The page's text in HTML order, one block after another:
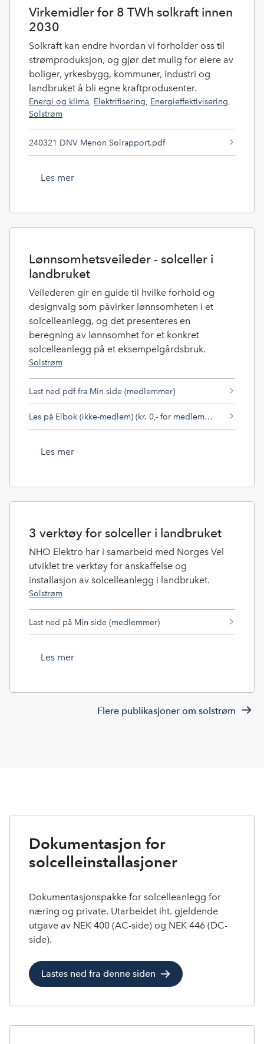
Virkemidler for 8 TWh solkraft innen
2030
Solkraft kan endre hvordan vi forholder oss til
strømproduksjon, og gjør det mulig for eiere av
boliger, yrkesbygg, kommuner, industri og
landbruket å bli egne kraftprodusenter.
Energi og klima, Elektrifisering, Energieffektivisering,
Solstrøm
240321 DNV Menon Solrapport.pdf
Les mer
Lønnsomhetsveileder - solceller i
landbruket
Veilederen gir en guide til hvilke forhold og
designvalg som påvirker lønnsomheten i et
solcelleanlegg, og det presenteres en
beregning av lønnsomhet for et konkret
solcelleanlegg på et eksempelgårdsbruk.
Solstrøm
Last ned pdf fra Min side (medlemmer)
Les på Elbok (ikke-medlem) (kr. 0,- for medlemmer på Elbok)
Les mer
3 verktøy for solceller i landbruket
NHO Elektro har i samarbeid med Norges Vel
utviklet tre verktøy for anskaffelse og
installasjon av solcelleanlegg i landbruket.
Solstrøm
Last ned på Min side (medlemmer)
Les mer
Flere publikasjoner om solstrøm
Dokumentasjon for
solcelleinstallasjoner
Dokumentasjonspakke for solcelleanlegg for
næring og private. Utarbeidet iht. gjeldende
utgave av NEK 400 (AC-side) og NEK 446 (DC-
side).
Lastes ned fra denne siden